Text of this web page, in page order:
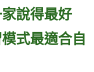
說得最好
式最適合自